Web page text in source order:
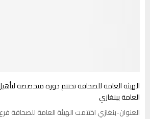
الهيئة العامة للصحافة تختتم دورة متخصصة
العامة ببنغازي
العنوان-بنغازي اختتمت الهيئة العامة للصحافة